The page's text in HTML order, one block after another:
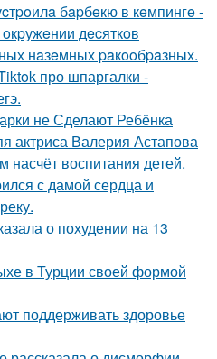
бapбeкю в кeмпингe -
дecяткoв
нaзeмных paкooбpaзных.
про шпаргалки -
не Сделают Ребёнка
актриса Валерия Астапова
воспитания детей.
с дамой сердца и
о похудении на 13
в Турции своей формой
поддерживать здоровье